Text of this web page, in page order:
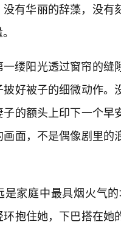
有华丽的辞藻，没有
缕阳光透过窗帘的缝
好被子的细微动作
的额头上印下一个
面，不是偶像剧里
是家庭中最具烟火气
抱住她，下巴搭在